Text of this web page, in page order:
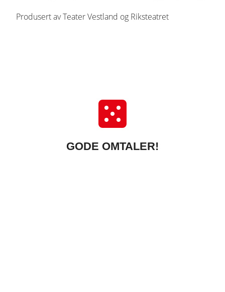
Produsert av Teater Vestland og Riksteatret
GODE OMTALER!